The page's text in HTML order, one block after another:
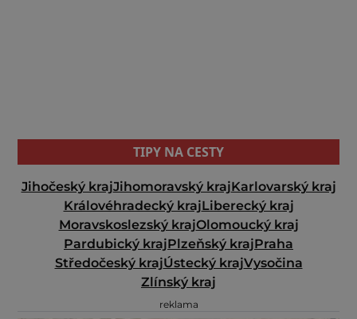
TIPY NA CESTY
Jihočeský krajJihomoravský krajKarlovarský kraj
Královéhradecký krajLiberecký kraj
Moravskoslezský krajOlomoucký kraj
Pardubický krajPlzeňský krajPraha
Středočeský krajÚstecký krajVysočina
Zlínský kraj
reklama